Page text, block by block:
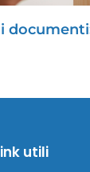
utili